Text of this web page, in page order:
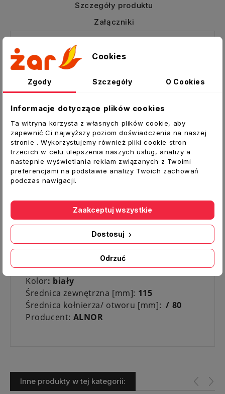
Szczegóły produktu
Załączniki
Anemostat nawiewny
Wentylacyjny zawór nawiewny KN
przeznaczony jest do montażu w suficie,
ścianie lub bezpośrednio na kanale za
Zawór KN posiada płynną regulację
nawiewanego powietrza za pomocą
obrotowego środkowego dysku. Wybrana
szczelina jest ustalana za pomocą nakrętki
blokującej. Specjalne wykonanie
konstrukcji zaworu gwarantuje niski
poziom hałasu oraz szybki i łatwy montaż.
Standardowo zawory wywiewne
dostarczane są z ramką jako KN-RM.
Dane techniczne:
Typ:Anemostat nawiewny z ramką
blacha stalowa malowana
proszkowo
Kolor: biały
Średnica zewnętrzna [mm]: 115
Średnica kołnierza/ otworu [mm]: / 80
Producent: ALNOR
Inne produkty w tej kategorii:
Cookies
Zgody Szczegóły O Cookies
Informacje dotyczące plików cookies
Ta witryna korzysta z własnych plików cookie, aby
zapewnić Ci najwyższy poziom doświadczenia na naszej
stronie . Wykorzystujemy również pliki cookie stron
trzecich w celu ulepszenia naszych usług, analizy a
nastepnie wyświetlania reklam związanych z Twoimi
preferencjami na podstawie analizy Twoich zachowań
podczas nawigacji.
Odrzuć
Dostosuj
Zaakceptuj wszystkie